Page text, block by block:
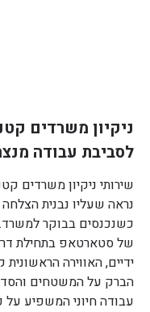
ניקיון משרדים
לסביבת עבודה
שירותי ניקיון משרדים
נראה שעליו נבנית
כשנכנסים בבוקר למשרד.
של סטארטאפ בתחילת
ידיים, האווירה
הברק על המשטחים
עבודה חיוני המשפיע על